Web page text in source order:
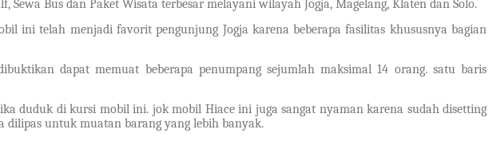
Sewa Bus dan Paket Wisata terbesar melayani wilayah Jogja, Magelang, Klaten dan Solo.
ini telah menjadi favorit pengunjung Jogja karena beberapa fasilitas khususnya bagian
dapat memuat beberapa penumpang sejumlah maksimal 14 orang. satu baris
duduk di kursi mobil ini. jok mobil Hiace ini juga sangat nyaman karena sudah disetting
dilipas untuk muatan barang yang lebih banyak.